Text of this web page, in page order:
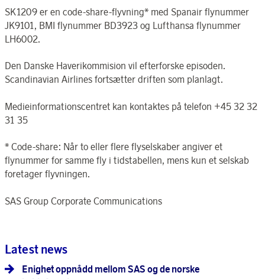
SK1209 er en code-share-flyvning* med Spanair flynummer
JK9101, BMI flynummer BD3923 og Lufthansa flynummer
LH6002.
Den Danske Haverikommision vil efterforske episoden.
Scandinavian Airlines fortsætter driften som planlagt.
Medieinformationscentret kan kontaktes på telefon +45 32 32
31 35
* Code-share: Når to eller flere flyselskaber angiver et
flynummer for samme fly i tidstabellen, mens kun et selskab
foretager flyvningen.
SAS Group Corporate Communications
Latest news
Enighet oppnådd mellom SAS og de norske